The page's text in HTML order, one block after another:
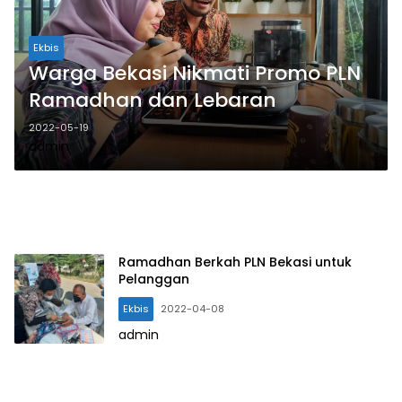
Ekbis
Warga Bekasi Nikmati Promo PLN
Ramadhan dan Lebaran
2022-05-19
admin
Ramadhan Berkah PLN Bekasi untuk
Pelanggan
Ekbis 2022-04-08
admin